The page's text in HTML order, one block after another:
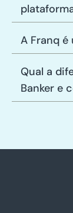
A Franq é
Qual a
Banker e